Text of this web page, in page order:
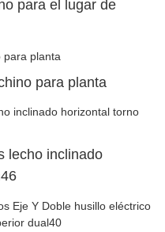
para el lugar de
para planta
lecho inclinado